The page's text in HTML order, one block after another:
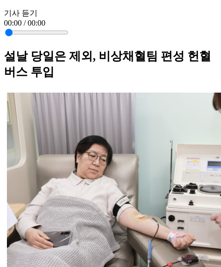
기사 듣기
00:00 / 00:00
설날 당일은 제외, 비상채혈팀 편성 헌혈
버스 투입